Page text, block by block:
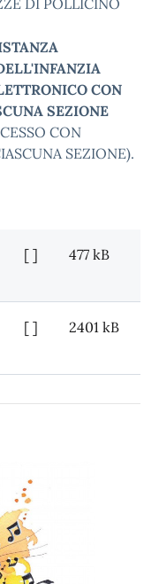
DI POLLICINO
CON
SEZIONE
CON
SEZIONE).
[ ] 477 kB
[ ] 2401 kB